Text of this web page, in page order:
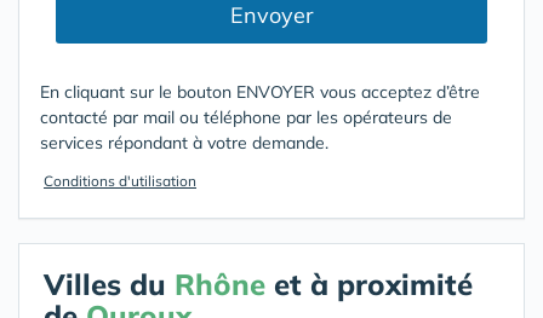
Envoyer
En cliquant sur le bouton ENVOYER vous acceptez d’être
contacté par mail ou téléphone par les opérateurs de
services répondant à votre demande.
Conditions d'utilisation
Villes du Rhône et à proximité